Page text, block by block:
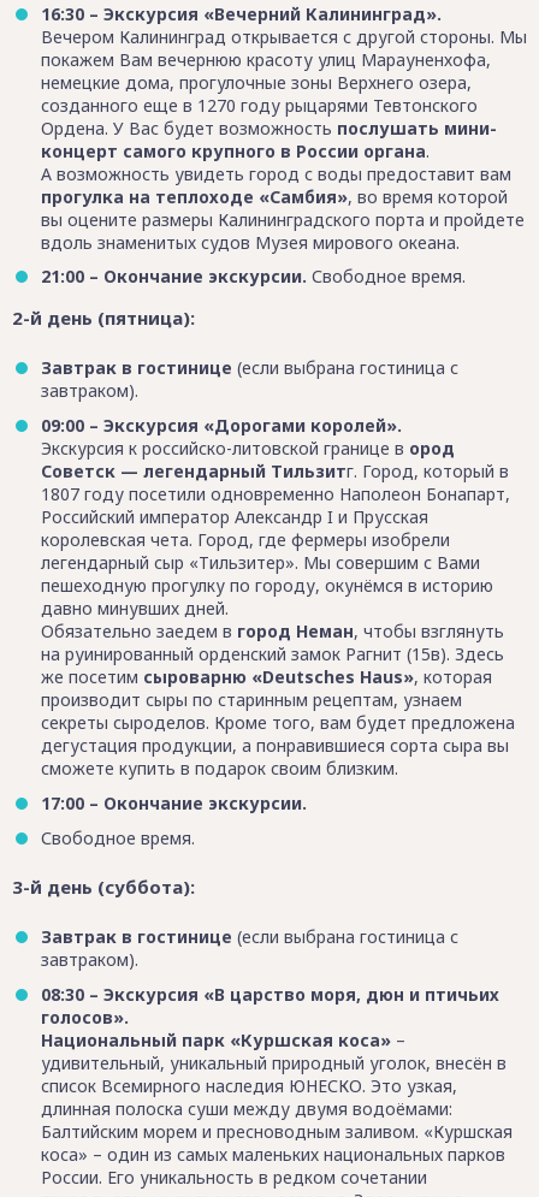
16:30 – Экскурсия «Вечерний Калининград».
Вечером Калининград открывается с другой стороны. Мы
покажем Вам вечернюю красоту улиц Марауненхофа,
немецкие дома, прогулочные зоны Верхнего озера,
созданного еще в 1270 году рыцарями Тевтонского
Ордена. У Вас будет возможность послушать мини-
концерт самого крупного в России органа.
А возможность увидеть город с воды предоставит вам
прогулка на теплоходе «Самбия», во время которой
вы оцените размеры Калининградского порта и пройдете
вдоль знаменитых судов Музея мирового океана.
21:00 – Окончание экскурсии. Свободное время.
2-й день (пятница):
Завтрак в гостинице (если выбрана гостиница с
завтраком).
09:00 – Экскурсия «Дорогами королей».
Экскурсия к российско-литовской границе в ород
Советск — легендарный Тильзитг. Город, который в
1807 году посетили одновременно Наполеон Бонапарт,
Российский император Александр I и Прусская
королевская чета. Город, где фермеры изобрели
легендарный сыр «Тильзитер». Мы совершим с Вами
пешеходную прогулку по городу, окунёмся в историю
давно минувших дней.
Обязательно заедем в город Неман, чтобы взглянуть
на руинированный орденский замок Рагнит (15в). Здесь
же посетим сыроварню «Deutsches Haus», которая
производит сыры по старинным рецептам, узнаем
секреты сыроделов. Кроме того, вам будет предложена
дегустация продукции, а понравившиеся сорта сыра вы
сможете купить в подарок своим близким.
17:00 – Окончание экскурсии.
Свободное время.
3-й день (суббота):
Завтрак в гостинице (если выбрана гостиница с
завтраком).
08:30 – Экскурсия «В царство моря, дюн и птичьих
голосов».
Национальный парк «Куршская коса» –
удивительный, уникальный природный уголок, внесён в
список Всемирного наследия ЮНЕСКО. Это узкая,
длинная полоска суши между двумя водоёмами:
Балтийским морем и пресноводным заливом. «Куршская
коса» – один из самых маленьких национальных парков
России. Его уникальность в редком сочетании